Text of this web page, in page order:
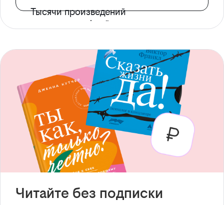
Тысячи произведений
с доступом офлайн
Читайте без подписки